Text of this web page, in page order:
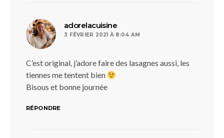
adorelacuisine
3 FÉVRIER 2021 À 8:04 AM
C’est original, j’adore faire des lasagnes aussi, les
tiennes me tentent bien
Bisous et bonne journée
RÉPONDRE